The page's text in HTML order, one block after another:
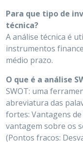
Para que tipo de
técnica?
A análise técnica é
instrumentos
médio prazo.
O que é a análise
SWOT: uma
abreviatura das
fortes: Vantagens
vantagem sobre os
(Pontos fracos: